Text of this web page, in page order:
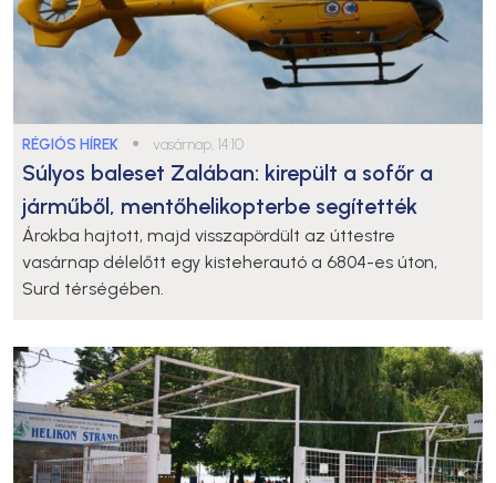
RÉGIÓS HÍREK ● vasárnap, 14:10
Súlyos baleset Zalában: kirepült a sofőr a
járműből, mentőhelikopterbe segítették
Árokba hajtott, majd visszapördült az úttestre
vasárnap délelőtt egy kisteherautó a 6804-es úton,
Surd térségében.